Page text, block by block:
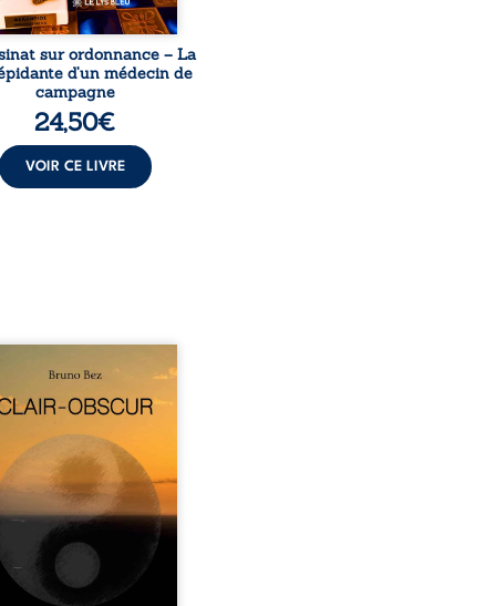
sur ordonnance – La
d’un médecin de
campagne
24,50€
VOIR CE LIVRE
en alexandrins, Clair-
aborde la spiritualité,
humaines, la
d’expériences
Entre clarté et
les poèmes
les observations et
façonnés au fil
vie. Ils portent un regard
sur l’existence et le
contemporain, invitant
à questionner ses ...